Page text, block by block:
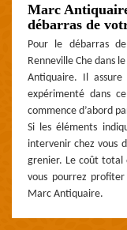
Marc
débarras de
Pour le débarras
Renneville Che dans
Antiquaire. Il
expérimenté dans
commence d’abord
Si les éléments
intervenir chez vous
grenier. Le coût total
vous pourrez
Marc Antiquaire.